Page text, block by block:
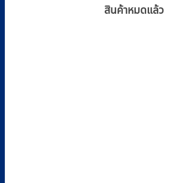
สินค้าหมดแล้ว